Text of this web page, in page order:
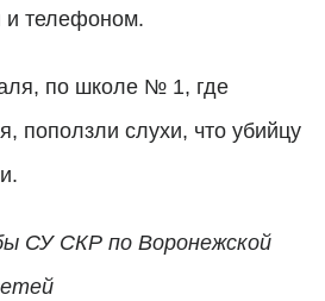
и телефоном.
по школе № 1, где
поползли слухи, что убийцу
СУ СКР по Воронежской